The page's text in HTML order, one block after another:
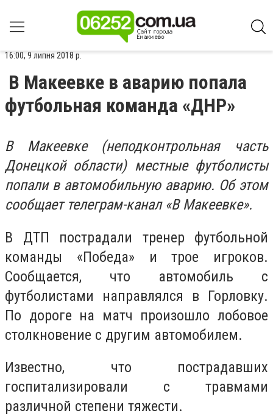
16:00, 9 липня 2018 р.
В Макеевке в аварию попала
футбольная команда «ДНР»
В Макеевке (неподконтрольная часть
Донецкой области) местные футболисты
попали в автомобильную аварию. Об этом
сообщает телеграм-канал «В Макеевке».
В ДТП пострадали тренер футбольной
команды «Победа» и трое игроков.
Сообщается, что автомобиль с
футболистами направлялся в Горловку.
По дороге на матч произошло лобовое
столкновение с другим автомобилем.
Известно, что пострадавших
госпитализировали с травмами
различной степени тяжести.